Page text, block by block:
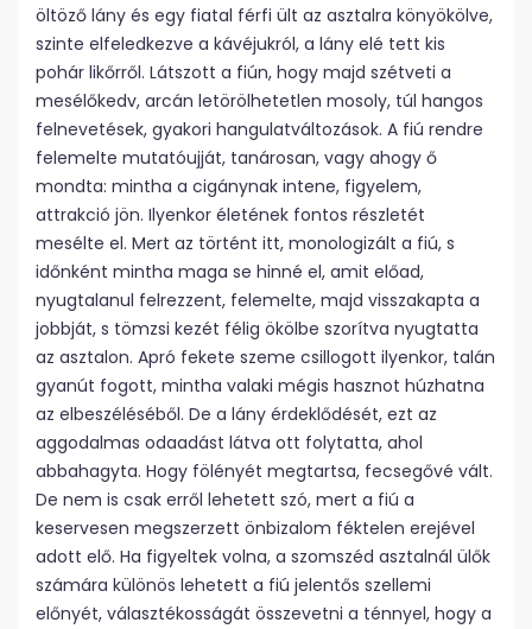
öltöző lány és egy fiatal férfi ült az asztalra könyökölve,
szinte elfeledkezve a kávéjukról, a lány elé tett kis
pohár likőrről. Látszott a fiún, hogy majd szétveti a
mesélőkedv, arcán letörölhetetlen mosoly, túl hangos
felnevetések, gyakori hangulatváltozások. A fiú rendre
felemelte mutatóujját, tanárosan, vagy ahogy ő
mondta: mintha a cigánynak intene, figyelem,
attrakció jön. Ilyenkor életének fontos részletét
mesélte el. Mert az történt itt, monologizált a fiú, s
időnként mintha maga se hinné el, amit előad,
nyugtalanul felrezzent, felemelte, majd visszakapta a
jobbját, s tömzsi kezét félig ökölbe szorítva nyugtatta
az asztalon. Apró fekete szeme csillogott ilyenkor, talán
gyanút fogott, mintha valaki mégis hasznot húzhatna
az elbeszéléséből. De a lány érdeklődését, ezt az
aggodalmas odaadást látva ott folytatta, ahol
abbahagyta. Hogy fölényét megtartsa, fecsegővé vált.
De nem is csak erről lehetett szó, mert a fiú a
keservesen megszerzett önbizalom féktelen erejével
adott elő. Ha figyeltek volna, a szomszéd asztalnál ülők
számára különös lehetett a fiú jelentős szellemi
előnyét, választékosságát összevetni a ténnyel, hogy a